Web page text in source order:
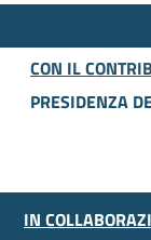
CON IL
PRESIDENZA
IN